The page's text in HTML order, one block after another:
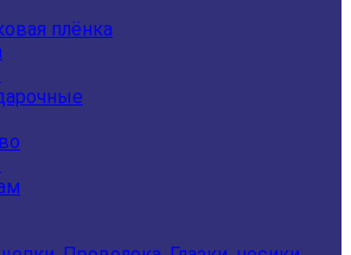
плёнка